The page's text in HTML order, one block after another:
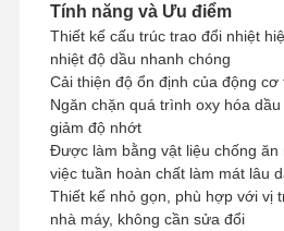
Tính năng và Ưu điểm
Thiết kế cấu trúc trao đổi nhiệt
nhiệt độ dầu nhanh chóng
Cải thiện độ ổn định của động
Ngăn chặn quá trình oxy hóa
giảm độ nhớt
Được làm bằng vật liệu chống
việc tuần hoàn chất làm mát lâu
Thiết kế nhỏ gọn, phù hợp với vị
nhà máy, không cần sửa đổi